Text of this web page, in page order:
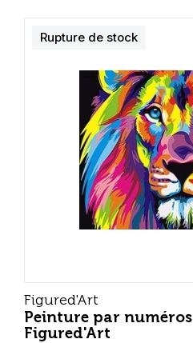
Figured'Art
Peinture par
Figured'Art
Rupture de stock